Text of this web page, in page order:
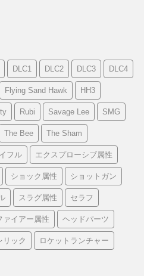
DLC1 DLC2 DLC3 DLC4
Flying Sand Hawk HH3
Rubi Savage Lee SMG
The Bee The Sham
フル エクスプローシブ属性
ショック属性 ショットガン
スラグ属性 セラフ
ァイアー属性 ヘッドパーツ
リック ロケットランチャー